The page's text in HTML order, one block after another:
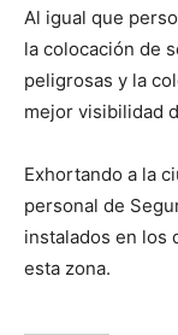
Al igual que
la colocación de
peligrosas y la
mejor visibilidad
Exhortando a la
personal de
instalados en los
esta zona.